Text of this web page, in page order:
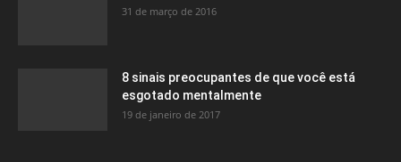
31 de março de 2016
8 sinais preocupantes de que você está
esgotado mentalmente
19 de janeiro de 2017